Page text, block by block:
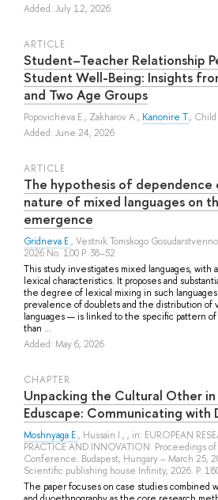
Added: July 12, 2026
ARTICLE
Student–Teacher Relationship
Student Well-Being: Insights
and Two Age Groups
Popovicheva E., Zakharov A., Kanonire T., Child
Added: June 24, 2026
ARTICLE
The hypothesis of
nature of mixed languages on
emergence
Gridneva E., Vestnik Tomskogo
2026 No. 100 P. 38–52
This study investigates mixed languages, with
lexical characteristics. It proposes and
the degree of lexical mixing in such
prevalence of doublets and the distribution of
languages — is linked to the specific pattern
than ...
Added: May 6, 2026
СHAPTER
Unpacking the Cultural Other in
Eduscape: Communicating with
Moshnyaga E., Hussain I., , in: EUROPEAN
PRACTICE AND INNOVATION. Proceedings
Conference. Budapest, Hungary – March 25,
Scientific publishing house Infinity, 2026. P.
The paper focuses on case studies combined